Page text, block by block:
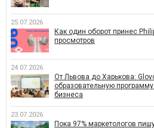
25.07.2026
Как один оборот принес
просмотров
24.07.2026
От Львова до Харькова:
образовательную
бизнеса
23.07.2026
Пока 97% маркетологов